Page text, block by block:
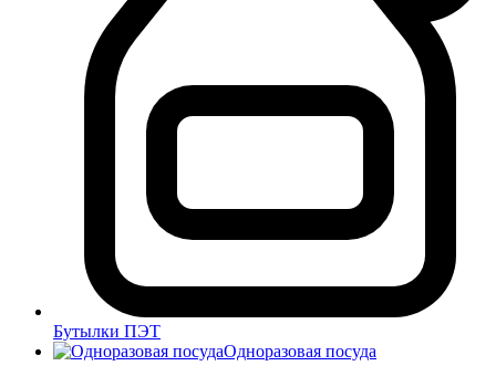
Бутылки ПЭТ
Одноразовая посуда